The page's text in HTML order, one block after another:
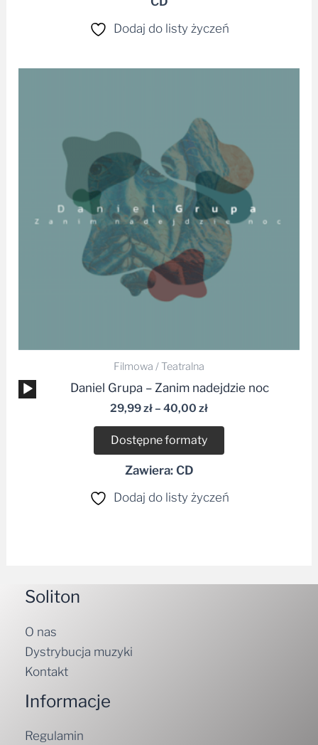
Dodaj do listy życzeń
Filmowa / Teatralna
Odtwarzacz
plików
dźwiękowych
Daniel Grupa – Zanim nadejdzie noc
29,99zł– 40,00 zł
do
40,00 zł
Dostępne formaty
Zawiera: CD
Dodaj do listy życzeń
Soliton
O nas
Dystrybucja muzyki
Kontakt
Informacje
Regulamin